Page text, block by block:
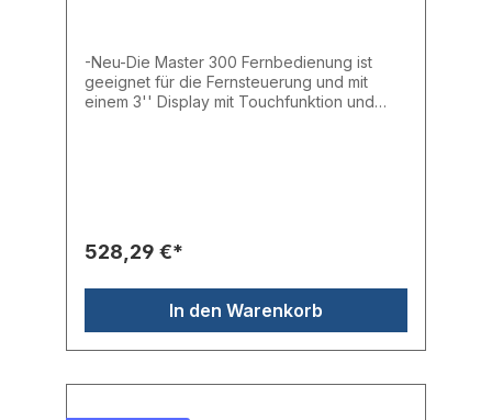
-Neu-Die Master 300 Fernbedienung ist
geeignet für die Fernsteuerung und mit
einem 3'' Display mit Touchfunktion und
528,29 €*
In den Warenkorb